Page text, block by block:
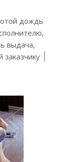
дождь
выдача,
заказчику